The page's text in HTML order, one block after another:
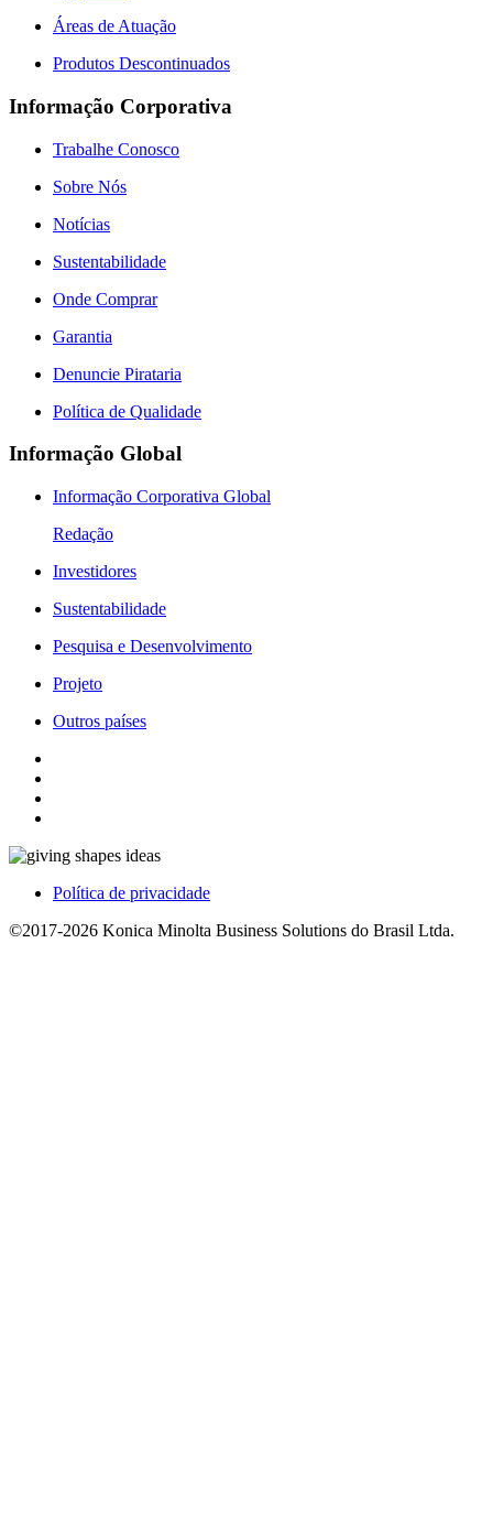
Áreas de Atuação
Produtos Descontinuados
Informação Corporativa
Trabalhe Conosco
Sobre Nós
Notícias
Sustentabilidade
Onde Comprar
Garantia
Denuncie Pirataria
Política de Qualidade
Informação Global
Informação Corporativa Global
Redação
Investidores
Sustentabilidade
Pesquisa e Desenvolvimento
Projeto
Outros países
Política de privacidade
©2017-2026 Konica Minolta Business Solutions do Brasil Ltda.